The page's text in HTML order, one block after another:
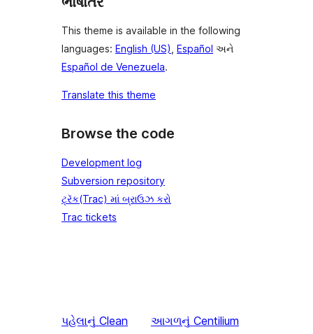
This theme is available in the following
languages: English (US), Español અને
Español de Venezuela.
Translate this theme
Browse the code
Development log
Subversion repository
ટ્રૅક(Trac) માં બ્રાઉઝ કરો
Trac tickets
પહેલાનું Clean
આગળનું Centilium